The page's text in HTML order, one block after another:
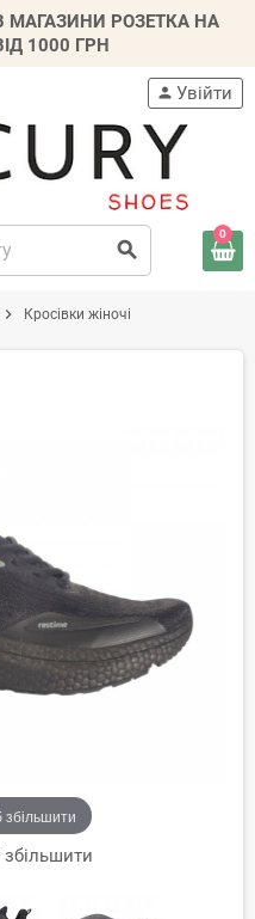
МАГАЗИНИ РОЗЕТКА НА
1000 ГРН
search
person Увійти
0
chevron_right Кросівки жіночі
збільшити